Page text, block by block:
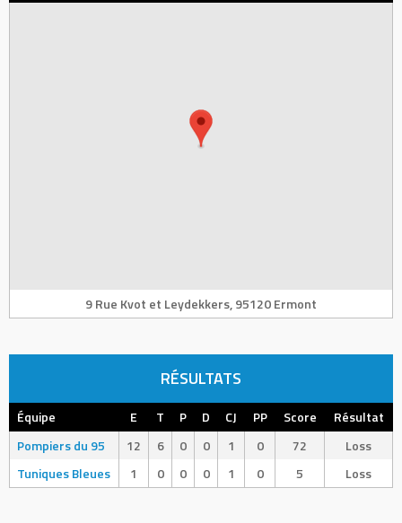
9 Rue Kvot et Leydekkers, 95120 Ermont
RÉSULTATS
Équipe E T P D CJ PP Score
Résultat
Pompiers du 95
12 6 0 0 1 0 72
Loss
Tuniques Bleues
1 0 0 0 1 0 5 Loss